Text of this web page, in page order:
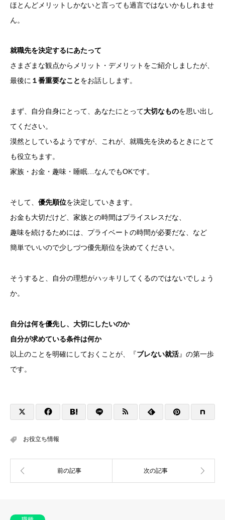
ほとんどメリットしかないと言っても過言ではないかもしれませ
ん。
就職先を決定するにあたって
さまざまな観点からメリット・デメリットをご紹介しましたが、
最後に １番重要なことをお話しします。
まず、自分自身にとって、あなたにとって大切なものを思い出し
てください。
漠然としているようですが、これが、就職先を決めるときにとて
も役立ちます。
家族・お金・趣味・睡眠…なんでもOKです。
そして、 優先順位を決定していきます。
お金も大切だけど、家族との時間はプライスレスだな、
趣味を続けるためには、プライベートの時間が必要だな、など
簡単でいいので少しづつ優先順位を決めてください。
そうすると、自分の理想がハッキリしてくるのではないでしょう
か。
自分は何を優先し、大切にしたいのか
自分が求めている条件は何か
以上のことを明確にしておくことが、『ブレない就活』の第一歩
です。
お役立ち情報